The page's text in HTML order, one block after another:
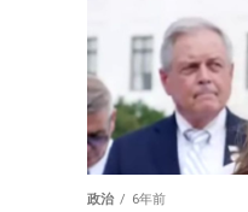
政治 6年前